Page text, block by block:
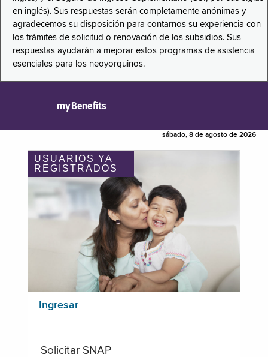
en inglés). Sus respuestas serán completamente anónimas y
agradecemos su disposición para contarnos su experiencia con
los trámites de solicitud o renovación de los subsidios. Sus
respuestas ayudarán a mejorar estos programas de asistencia
esenciales para los neoyorquinos.
myBenefits
sábado, 8 de agosto de 2026
USUARIOS YA
REGISTRADOS
Ingresar
Solicitar SNAP